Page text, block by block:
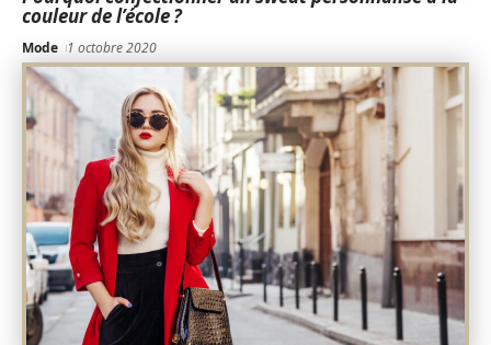
couleur de l’école ?
Mode 1 octobre 2020